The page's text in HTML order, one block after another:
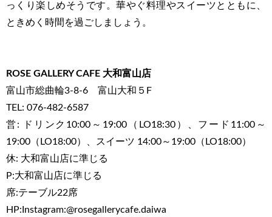
っくり楽しめそうです。華やぐ料理やスイーツとともに、
ときめく時間を過ごしましょう。
ROSE GALLERY CAFE 大和富山店
富山市総曲輪3-8-6 富山大和５F
TEL: 076-482-6587
営: ドリンク10:00～19:00（LO18:30）、フード11:00～
19:00（LO18:00）、スイーツ 14:00～19:00（LO18:00）
休: 大和富山店に準じる
P:大和富山店に準じる
席:テーブル22席
HP:Instagram:@rosegallerycafe.daiwa